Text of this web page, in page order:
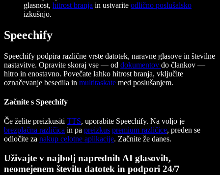
glasnost, hitrost branja in ustvarite odlično poslušalsko
izkušnjo.
Speechify
Speechify podpira različne vrste datotek, naravne glasove in številne
nastavitve. Opravite skoraj vse — od dokumentov do člankov —
hitro in enostavno. Povečate lahko hitrost branja, vključite
označevanje besedila in multitaskate med poslušanjem.
Začnite s Speechify
Če želite preizkusiti TTS, uporabite Speechify. Na voljo je
brezplačna različica in pa preizkus premium različice, preden se
odločite za nakup celotne aplikacije. Začnite že danes.
Uživajte v najbolj naprednih AI glasovih,
neomejenem številu datotek in podpori 24/7